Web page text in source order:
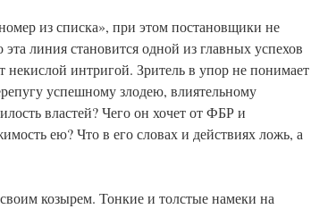
из списка», при этом постановщики не
линия становится одной из главных успехов
некислой интригой. Зритель в упор не понимает
успешному злодею, влиятельному
властей? Чего он хочет от ФБР и
ею? Что в его словах и действиях ложь, а
козырем. Тонкие и толстые намеки на